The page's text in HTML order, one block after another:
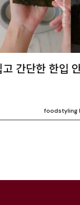
간단한 한입
foodstyling